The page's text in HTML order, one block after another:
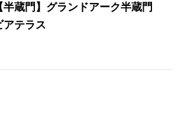
半蔵門】グランドアーク半蔵門
アテラス